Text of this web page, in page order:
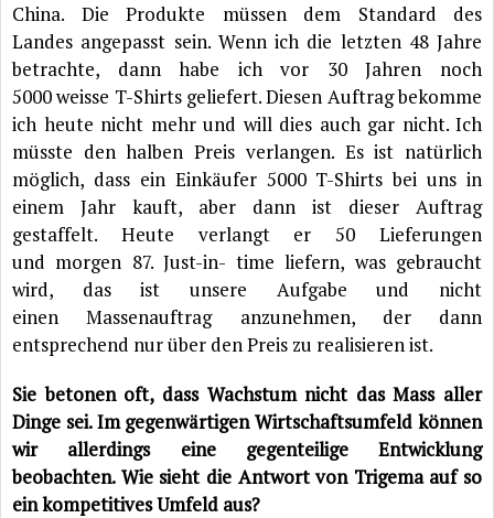
China. Die Produkte müssen dem Standard des
Landes angepasst sein. Wenn ich die letzten 48 Jahre
betrachte, dann habe ich vor 30 Jahren noch
5000 weisse T-Shirts geliefert. Diesen Auftrag bekomme
ich heute nicht mehr und will dies auch gar nicht. Ich
müsste den halben Preis verlangen. Es ist natürlich
möglich, dass ein Einkäufer 5000 T-Shirts bei uns in
einem Jahr kauft, aber dann ist dieser Auftrag
gestaffelt. Heute verlangt er 50 Lieferungen
und morgen 87. Just-in- time liefern, was gebraucht
wird, das ist unsere Aufgabe und nicht
einen Massenauftrag anzunehmen, der dann
entsprechend nur über den Preis zu realisieren ist.
Sie betonen oft, dass Wachstum nicht das Mass aller
Dinge sei. Im gegenwärtigen Wirtschaftsumfeld können
wir allerdings eine gegenteilige Entwicklung
beobachten. Wie sieht die Antwort von Trigema auf so
ein kompetitives Umfeld aus?